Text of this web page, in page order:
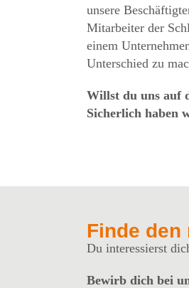
unsere
Mitarbeiter der
einem
Unterschied zu
Willst du uns auf
Sicherlich haben
Finde
Du interessierst
Bewirb dich bei